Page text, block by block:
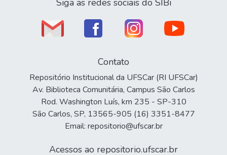
Siga as redes sociais do SIBi
Contato
Repositório Institucional da UFSCar (RI UFSCar)
Av. Biblioteca Comunitária, Campus São Carlos
Rod. Washington Luís, km 235 - SP-310
São Carlos, SP, 13565-905 (16) 3351-8477
Email: repositorio@ufscar.br
Acessos ao repositorio.ufscar.br